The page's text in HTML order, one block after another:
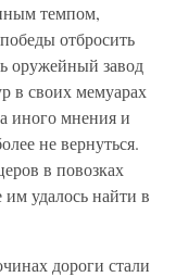
темпом,
отбросить
оружейный завод
в своих мемуарах
иного мнения и
не вернуться.
в повозках
удалось найти в
дороги стали